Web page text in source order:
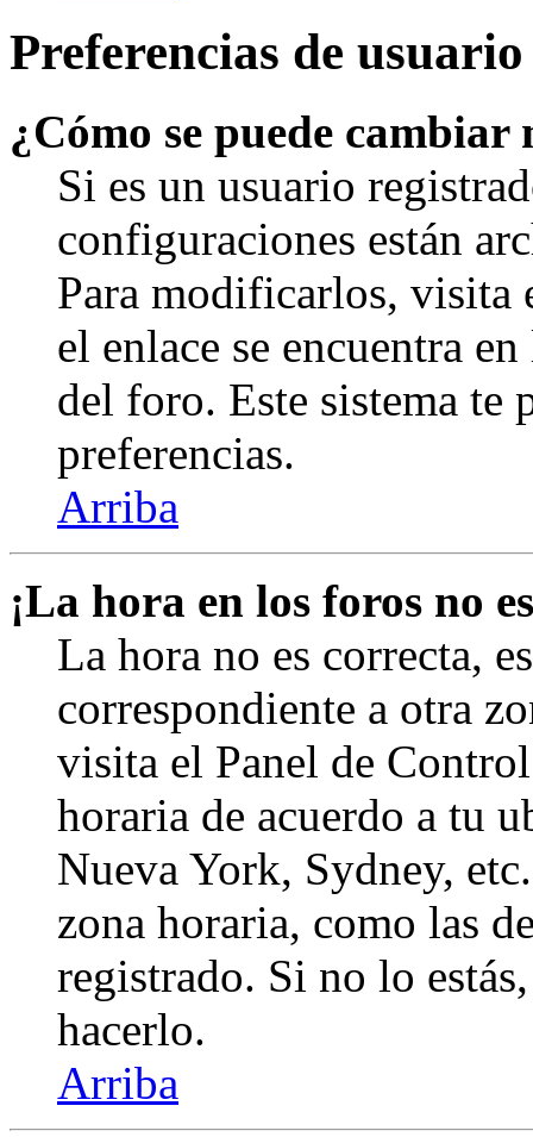
Preferencias de
¿Cómo se puede
Si es un usuario
configuraciones están
Para modificarlos, visita
el enlace se encuentra
del foro. Este sistema te
preferencias.
Arriba
¡La hora en los foros no
La hora no es correcta,
correspondiente a otra
visita el Panel de
horaria de acuerdo a tu
Nueva York, Sydney,
zona horaria, como las
registrado. Si no lo
hacerlo.
Arriba